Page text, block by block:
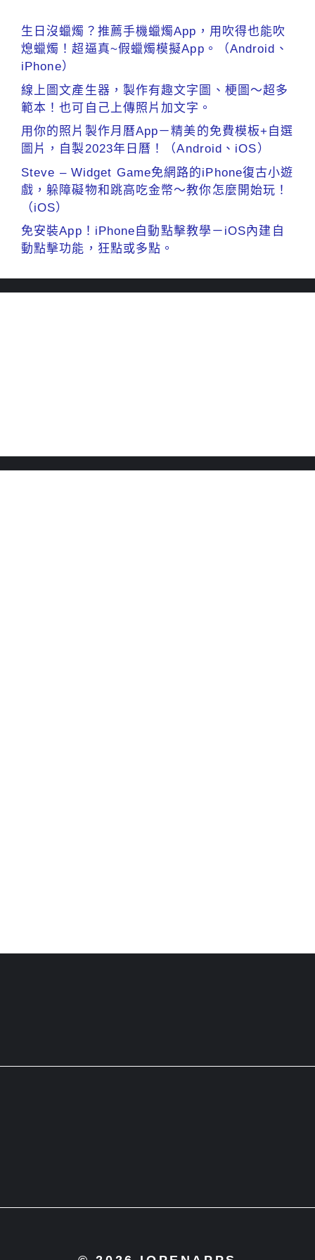
生日沒蠟燭？推薦手機蠟燭App，用吹得也能吹
熄蠟燭！超逼真~假蠟燭模擬App。（Android、
iPhone）
線上圖文產生器，製作有趣文字圖、梗圖～超多
範本！也可自己上傳照片加文字。
用你的照片製作月曆App－精美的免費模板+自選
圖片，自製2023年日曆！（Android、iOS）
Steve – Widget Game免網路的iPhone復古小遊
戲，躲障礙物和跳高吃金幣～教你怎麼開始玩！
（iOS）
免安裝App！iPhone自動點擊教學－iOS內建自
動點擊功能，狂點或多點。